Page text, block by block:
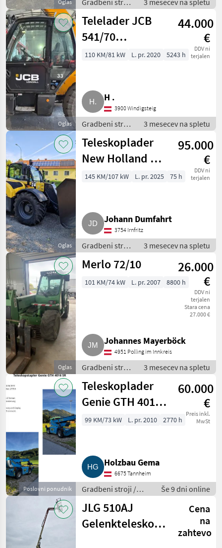
Oglas
Gradbeni stroji
/ Teleskopski
nakladalniki
3 mesecev na spletu
Oglas
Telelader JCB
541/70
Wastemaster
44.000
€
DDV ni
terjalen
110 KM/81 kW L. pr. 2020 5243 h
H .
3900 Windigsteig
Gradbeni stroji
/ Teleskopski
nakladalniki
3 mesecev na spletu
Oglas
Teleskoplader
New Holland TH
7.37 ELITE
95.000
€
DDV ni
terjalen
145 KM/107 kW L. pr. 2025 75 h
Johann Dumfahrt
3754 Irnfritz
Gradbeni stroji
/ Teleskopski
nakladalniki
3 mesecev na spletu
Oglas
Merlo 72/10
26.000
€
DDV ni
terjalen
Stara cena
27.000 €
101 KM/74 kW L. pr. 2007 8800 h
Johannes Mayerböck
4951 Polling im Innkreis
Gradbeni stroji
/ Teleskopski
nakladalniki
3 mesecev na spletu
Poslovni ponudnik
Teleskoplader
Genie GTH 4016
SR
60.000
€
Preis inkl.
MwSt
99 KM/73 kW L. pr. 2010 2770 h
Holzbau Gema
6675 Tannheim
Gradbeni stroji /
Teleskopski
nakladalniki
Še 9 dni online
JLG 510AJ
Gelenkteleskopbühne
Cena
na
zahtevo